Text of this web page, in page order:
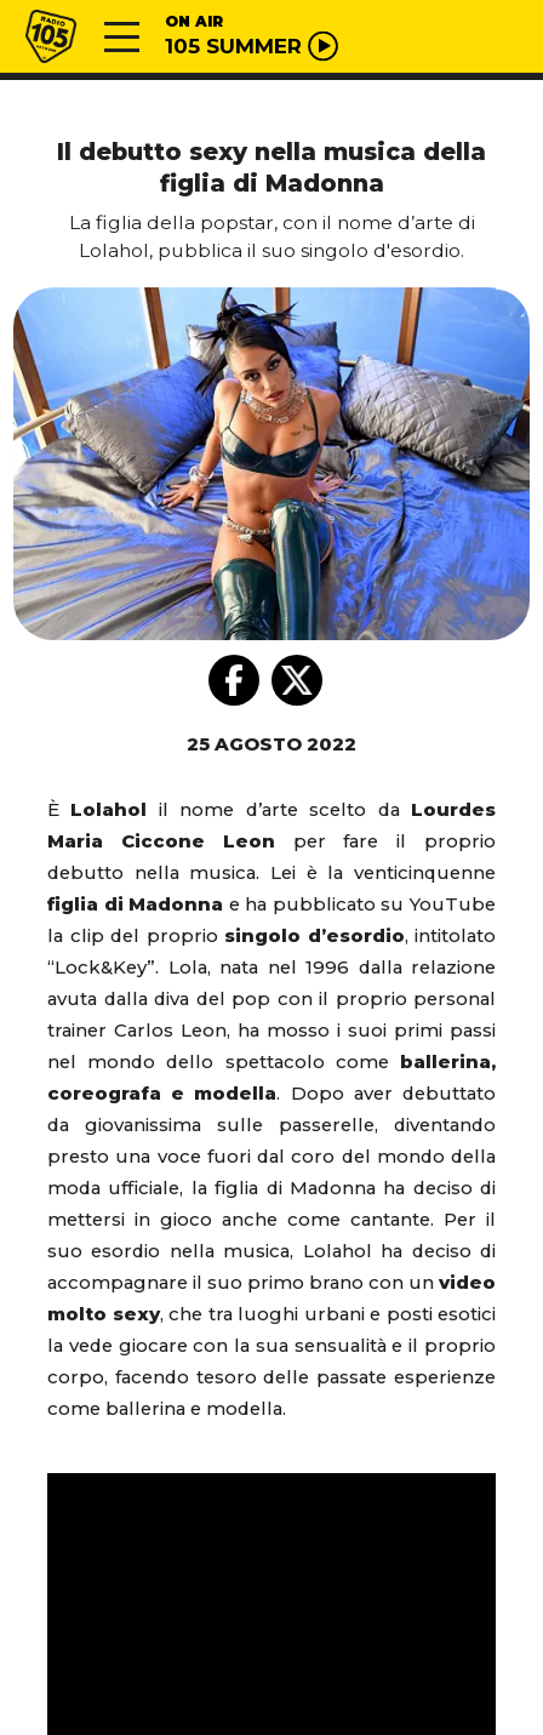
Vai al contenuto
Radio 105 ON AIR
105 SUMMER
Il debutto sexy nella musica della
figlia di Madonna
La figlia della popstar, con il nome d’arte di
Lolahol, pubblica il suo singolo d'esordio.
25 AGOSTO 2022
È Lolahol il nome d’arte scelto da Lourdes
Maria Ciccone Leon per fare il proprio
debutto nella musica. Lei è la venticinquenne
figlia di Madonna e ha pubblicato su YouTube
la clip del proprio singolo d’esordio, intitolato
“Lock&Key”. Lola, nata nel 1996 dalla relazione
avuta dalla diva del pop con il proprio personal
trainer Carlos Leon, ha mosso i suoi primi passi
nel mondo dello spettacolo come
ballerina,
coreografa e modella. Dopo aver debuttato
da giovanissima sulle passerelle, diventando
presto una voce fuori dal coro del mondo della
moda ufficiale, la figlia di Madonna ha deciso di
mettersi in gioco anche come cantante. Per il
suo esordio nella musica, Lolahol ha deciso di
accompagnare il suo primo brano con un video
molto sexy, che tra luoghi urbani e posti esotici
la vede giocare con la sua sensualità e il proprio
corpo, facendo tesoro delle passate esperienze
come ballerina e modella.